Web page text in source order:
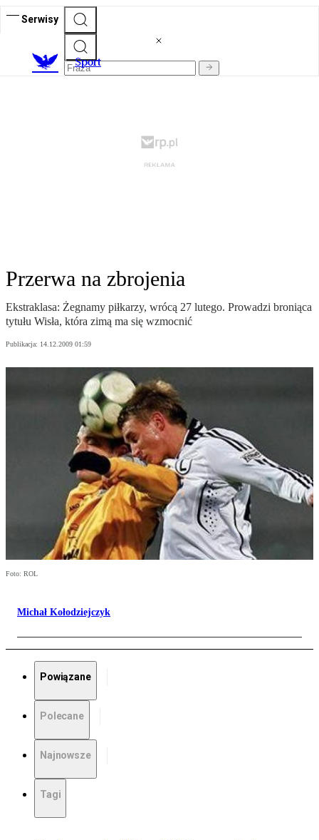
Serwisy
Sport
Przerwa na zbrojenia
Ekstraklasa: Żegnamy piłkarzy, wrócą 27 lutego. Prowadzi broniąca
tytułu Wisła, która zimą ma się wzmocnić
Publikacja: 14.12.2009 01:59
Foto: ROL
Michał Kołodziejczyk
Powiązane
Polecane
Najnowsze
Tagi